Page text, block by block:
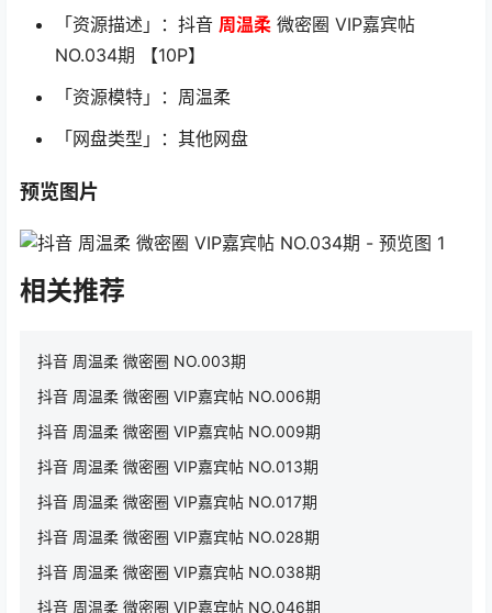
「资源描述」：抖音 周温柔 微密圈 VIP嘉宾帖
NO.034期 【10P】
「资源模特」：周温柔
「网盘类型」：其他网盘
预览图片
相关推荐
抖音 周温柔 微密圈 NO.003期
抖音 周温柔 微密圈 VIP嘉宾帖 NO.006期
抖音 周温柔 微密圈 VIP嘉宾帖 NO.009期
抖音 周温柔 微密圈 VIP嘉宾帖 NO.013期
抖音 周温柔 微密圈 VIP嘉宾帖 NO.017期
抖音 周温柔 微密圈 VIP嘉宾帖 NO.028期
抖音 周温柔 微密圈 VIP嘉宾帖 NO.038期
抖音 周温柔 微密圈 VIP嘉宾帖 NO.046期